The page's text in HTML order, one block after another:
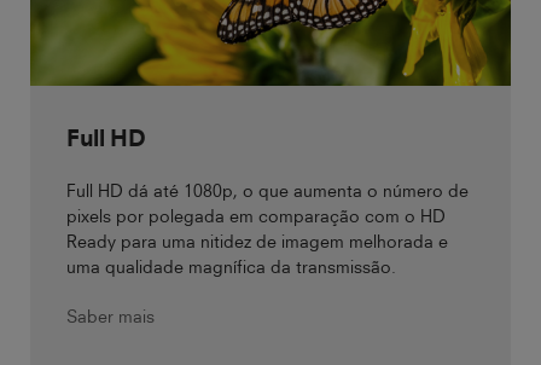
Full HD
Full HD dá até 1080p, o que aumenta o número de
pixels por polegada em comparação com o HD
Ready para uma nitidez de imagem melhorada e
uma qualidade magnífica da transmissão.
Saber mais